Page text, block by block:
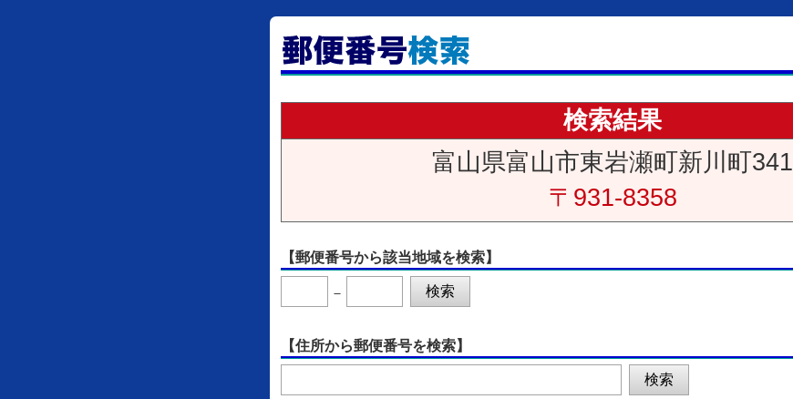
検索結果
富山県富山市東岩瀬町新川町341
〒931-8358
【郵便番号から該当地域を検索】
－
【住所から郵便番号を検索】